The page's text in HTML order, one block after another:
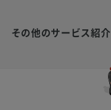
その他のサービス紹介